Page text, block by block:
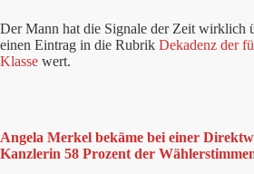
Der Mann hat die Signale der Zeit wirklich
einen Eintrag in die Rubrik Dekadenz der
Klasse wert.
Angela Merkel bekäme bei einer
Kanzlerin 58 Prozent der